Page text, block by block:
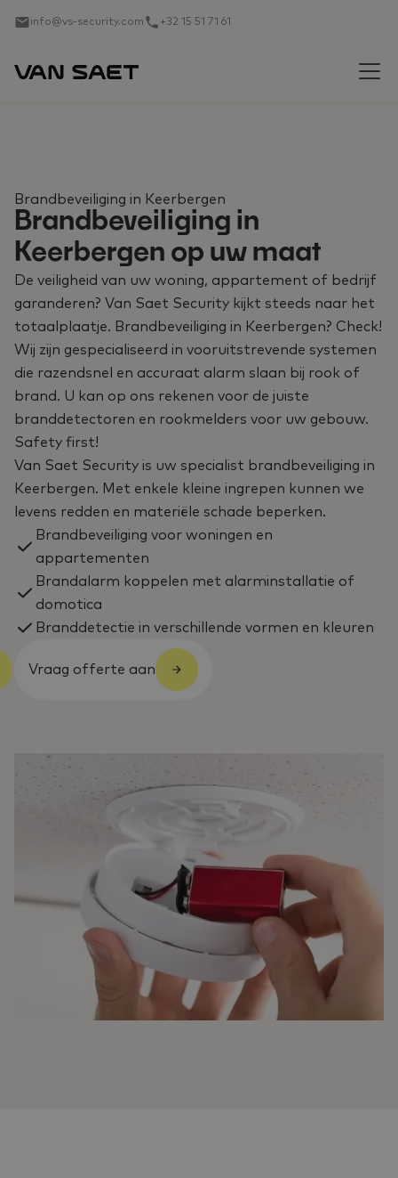
info@vs-security.com +32 15 51 71 61
Brandbeveiliging in Keerbergen
Brandbeveiliging in
Keerbergen op uw maat
De veiligheid van uw woning, appartement of bedrijf
garanderen? Van Saet Security kijkt steeds naar het
totaalplaatje. Brandbeveiliging in Keerbergen? Check!
Wij zijn gespecialiseerd in vooruitstrevende systemen
die razendsnel en accuraat alarm slaan bij rook of
brand. U kan op ons rekenen voor de juiste
branddetectoren en rookmelders voor uw gebouw.
Safety first!
Van Saet Security is uw specialist brandbeveiliging in
Keerbergen. Met enkele kleine ingrepen kunnen we
levens redden en materiële schade beperken.
Brandbeveiliging voor woningen en
appartementen
Brandalarm koppelen met alarminstallatie of
domotica
Branddetectie in verschillende vormen en kleuren
Vraag offerte aan